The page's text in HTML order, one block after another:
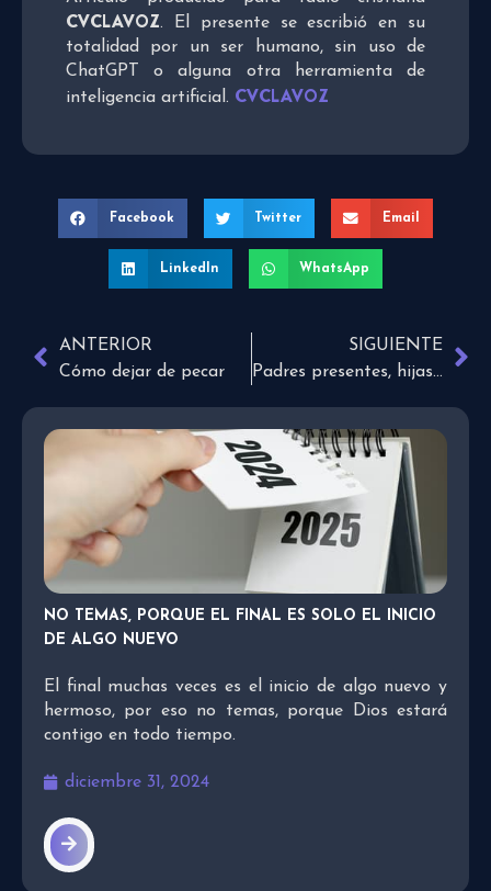
CVCLAVOZ. El presente se escribió en su
totalidad por un ser humano, sin uso de
ChatGPT o alguna otra herramienta de
inteligencia artificial. CVCLAVOZ
Facebook Twitter Email
LinkedIn WhatsApp
ANTERIOR
Cómo dejar de pecar
SIGUIENTE
Padres presentes, hijas seguras
NO TEMAS, PORQUE EL FINAL ES SOLO EL INICIO
DE ALGO NUEVO
El final muchas veces es el inicio de algo nuevo y
hermoso, por eso no temas, porque Dios estará
contigo en todo tiempo.
diciembre 31, 2024